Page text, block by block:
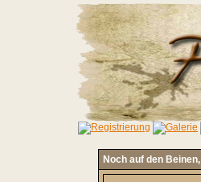
Noch auf den Beinen,